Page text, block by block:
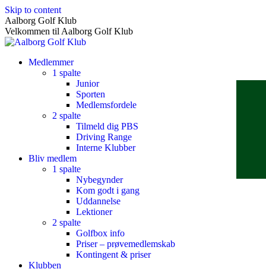
Skip to content
Aalborg Golf Klub
Velkommen til Aalborg Golf Klub
Medlemmer
1 spalte
Junior
Sporten
Medlemsfordele
2 spalte
Tilmeld dig PBS
Driving Range
Interne Klubber
Bliv medlem
1 spalte
Nybegynder
Kom godt i gang
Uddannelse
Lektioner
2 spalte
Golfbox info
Priser – prøvemedlemskab
Kontingent & priser
Klubben